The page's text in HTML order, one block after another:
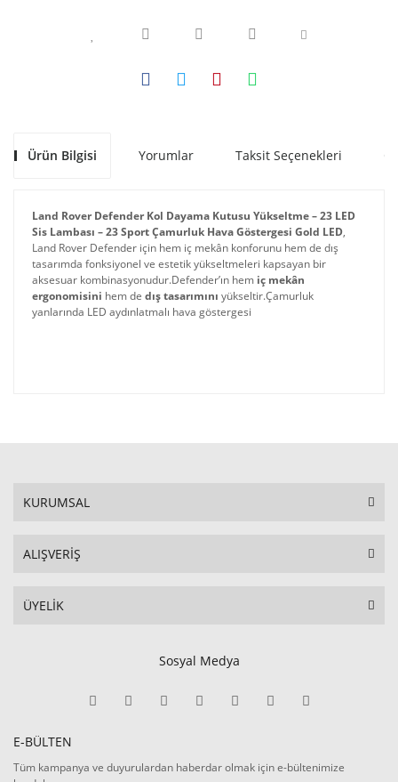
Ürün Bilgisi Yorumlar Taksit Seçenekleri
Land Rover Defender Kol Dayama Kutusu Yükseltme – 23 LED
Sis Lambası – 23 Sport Çamurluk Hava Göstergesi Gold LED,
Land Rover Defender için hem iç mekân konforunu hem de dış
tasarımda fonksiyonel ve estetik yükseltmeleri kapsayan bir
aksesuar kombinasyonudur.Defender’ın hem iç mekân
ergonomisini hem de dış tasarımını yükseltir.Çamurluk
yanlarında LED aydınlatmalı hava göstergesi
KURUMSAL
ALIŞVERİŞ
ÜYELİK
Sosyal Medya
E-BÜLTEN
Tüm kampanya ve duyurulardan haberdar olmak için e-bültenimize